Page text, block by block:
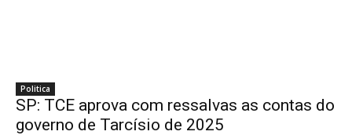
Politica
SP: TCE aprova com ressalvas as contas do
governo de Tarcísio de 2025